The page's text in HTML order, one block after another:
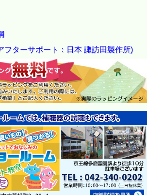
フターサポート：日本 諏訪田製作所)